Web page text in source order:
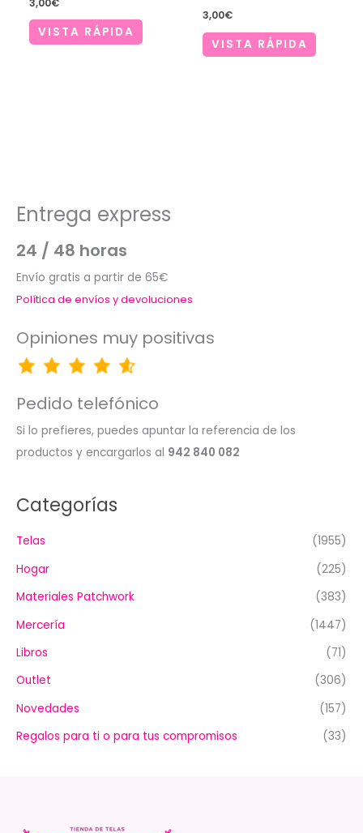
VISTA RÁPIDA
3,00€
VISTA RÁPIDA
Entrega express
24 / 48 horas
Envío gratis a partir de 65€
Política de envíos y devoluciones
Opiniones muy positivas
Pedido telefónico
Si lo prefieres, puedes apuntar la referencia de los
productos y encargarlos al 942 840 082
Categorías
Telas
(1955)
Hogar
(225)
Materiales Patchwork
(383)
Mercería
(1447)
Libros
(71)
Outlet
(306)
Novedades
(157)
Regalos para ti o para tus compromisos
(33)